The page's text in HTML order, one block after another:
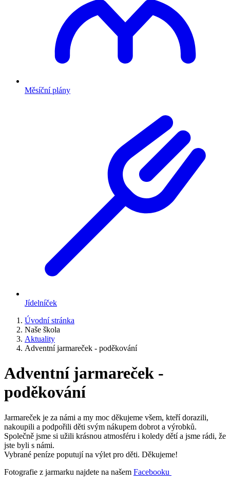
Měsíční plány
Jídelníček
Úvodní stránka
Naše škola
Aktuality
Adventní jarmareček - poděkování
Adventní jarmareček -
poděkování
Jarmareček je za námi a my moc děkujeme všem, kteří dorazili,
nakoupili a podpořili děti svým nákupem dobrot a výrobků.
Společně jsme si užili krásnou atmosféru i koledy dětí a jsme rádi, že
jste byli s námi.
Vybrané peníze poputují na výlet pro děti. Děkujeme!
Fotografie z jarmarku najdete na našem Facebooku